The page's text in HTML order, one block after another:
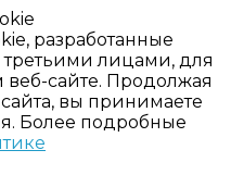
разработанные
лицами, для
сайте. Продолжая
вы принимаете
Более подробные